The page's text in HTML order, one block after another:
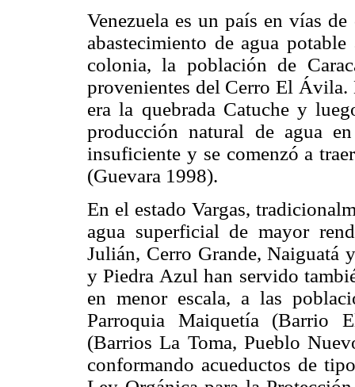
Venezuela es un país en vías
abastecimiento de agua
colonia, la población de
provenientes del Cerro El
era la quebrada Catuche y
producción natural de agua
insuficiente y se comenzó a
(Guevara 1998).
En el estado Vargas,
agua superficial de mayor
Julián, Cerro Grande,
y Piedra Azul han servido
en menor escala, a las
Parroquia Maiquetía (Barrio
(Barrios La Toma, Pueblo
conformando acueductos de